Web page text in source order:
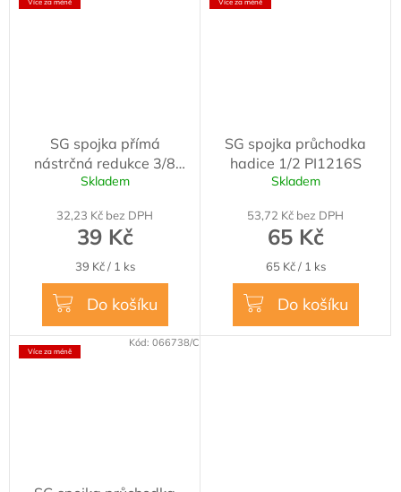
SG spojka přímá
nástrčná redukce 3/8
5/16 PI131012S
Skladem
32,23 Kč bez DPH
39 Kč
Měrná
cena:
39 Kč / 1 ks
Do košíku
SG spojka průchodka
hadice 1/2 PI1216S
Skladem
53,72 Kč bez DPH
65 Kč
Měrná
cena:
65 Kč / 1 ks
Do košíku
Více za méně
Kód: 066738/C